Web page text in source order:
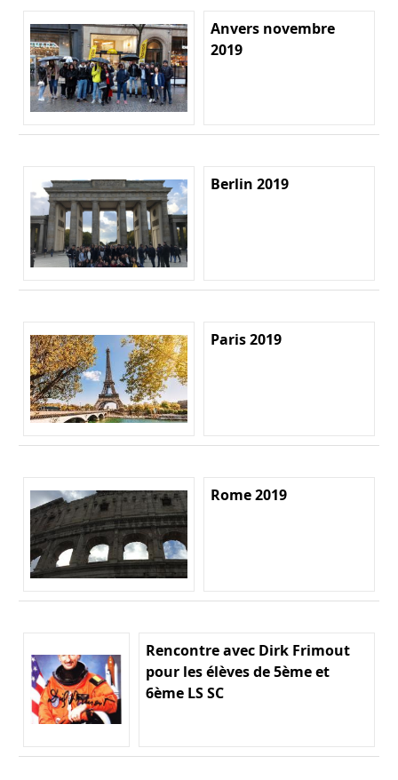
Anvers novembre
2019
Berlin 2019
Paris 2019
Rome 2019
Rencontre avec Dirk Frimout
pour les élèves de 5ème et
6ème LS SC